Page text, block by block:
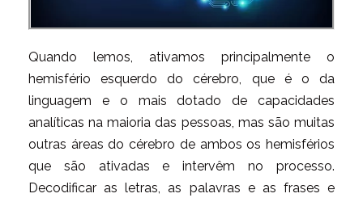
Quando lemos, ativamos principalmente o
hemisfério esquerdo do cérebro, que é o da
linguagem e o mais dotado de capacidades
analíticas na maioria das pessoas, mas são muitas
outras áreas do cérebro de ambos os hemisférios
que são ativadas e intervêm no processo.
Decodificar as letras, as palavras e as frases e